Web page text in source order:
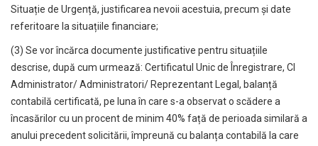
Situație de Urgență, justificarea nevoii acestuia, precum și date
referitoare la situațiile financiare;
(3) Se vor încărca documente justificative pentru situațiile
descrise, după cum urmează: Certificatul Unic de Înregistrare, CI
Administrator/ Administratori/ Reprezentant Legal, balanță
contabilă certificată, pe luna în care s-a observat o scădere a
încasărilor cu un procent de minim 40% față de perioada similară a
anului precedent solicitării, împreună cu balanța contabilă la care